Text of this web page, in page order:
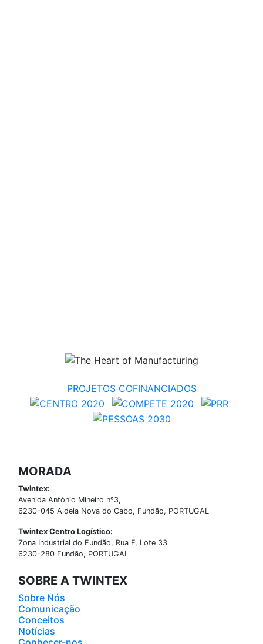
PROJETOS COFINANCIADOS
MORADA
Twintex:
Avenida António Mineiro nº3,
6230-045 Aldeia Nova do Cabo, Fundão, PORTUGAL
Twintex Centro Logístico:
Zona Industrial do Fundão, Rua F, Lote 33
6230-280 Fundão, PORTUGAL
SOBRE A TWINTEX
Sobre Nós
Comunicação
Conceitos
Notícias